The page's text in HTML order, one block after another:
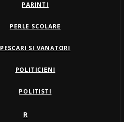
PARINTI
PERLE SCOLARE
PESCARI SI VANATORI
POLITICIENI
POLITISTI
R